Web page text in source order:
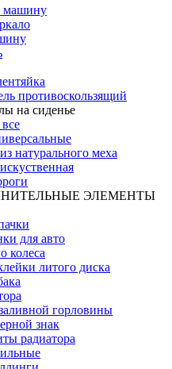
машину
противоскользящий
на сиденье
натурального меха
ЭЛЕМЕНТЫ
для авто
колеса
литого диска
горловины
знак
радиатора